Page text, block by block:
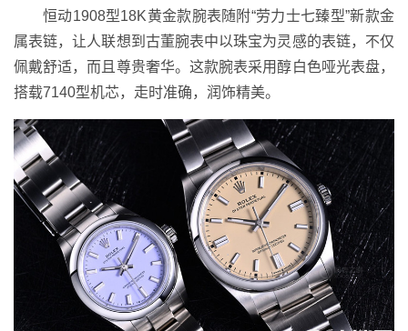
恒动1908型18K黄金款腕表随附“劳力士七臻型”新款金
属表链，让人联想到古董腕表中以珠宝为灵感的表链，不仅
佩戴舒适，而且尊贵奢华。这款腕表采用醇白色哑光表盘，
搭载7140型机芯，走时准确，润饰精美。